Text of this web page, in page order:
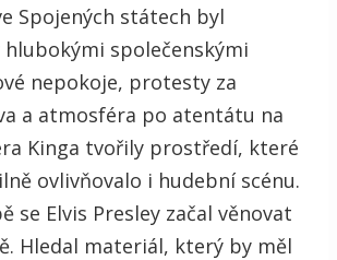
Spojených státech byl
hlubokými společenskými
nepokoje, protesty za
a atmosféra po atentátu na
Kinga tvořily prostředí, které
ovlivňovalo i hudební scénu.
se Elvis Presley začal věnovat
Hledal materiál, který by měl